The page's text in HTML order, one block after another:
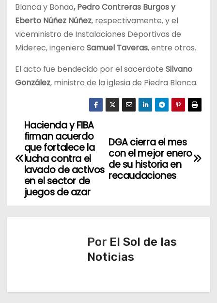
Blanca y Bonao, Pedro Contreras Burgos y
Eberto Núñez Núñez, respectivamente, y el
viceministro de Instalaciones Deportivas de
Miderec, ingeniero Samuel Taveras, entre otros.
El acto fue bendecido por el sacerdote Silvano
González, ministro de la iglesia de Piedra Blanca.
N
a
ó
DGA cierra el mes
con el mejor enero
de su historia en
recaudaciones
Hacienda y FIBA
firman acuerdo
que fortalece la
lucha contra el
lavado de activos
en el sector de
juegos de azar
Por El Sol de las
Noticias